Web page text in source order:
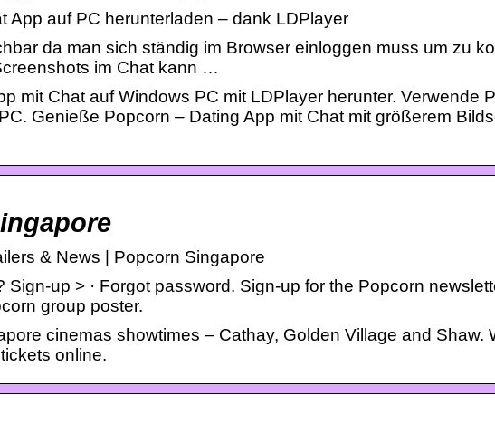
App auf PC herunterladen – dank LDPlayer
da man sich ständig im Browser einloggen muss um zu
im Chat kann …
mit Chat auf Windows PC mit LDPlayer herunter. Verwende
Genieße Popcorn – Dating App mit Chat mit größerem
& News | Popcorn Singapore
Sign-up > · Forgot password. Sign-up for the Popcorn
group poster.
cinemas showtimes – Cathay, Golden Village and Shaw.
online.